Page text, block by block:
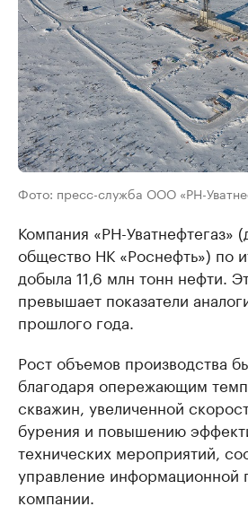
Фото: пресс-служба ООО «РН-
Компания «РН-Уватнефтегаз»
общество НК «Роснефть») по
добыла 11,6 млн тонн нефти.
превышает показатели
прошлого года.
Рост объемов производства
благодаря опережающим
скважин, увеличенной
бурения и повышению
технических мероприятий,
управление информационной
компании.